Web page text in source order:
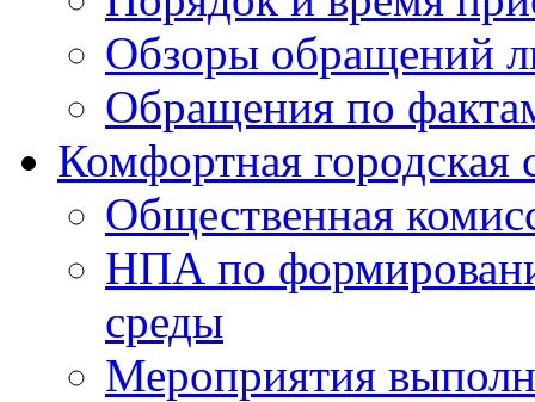
Обзоры обращений
Обращения по
Комфортная городская
Общественная
НПА по
среды
Мероприятия